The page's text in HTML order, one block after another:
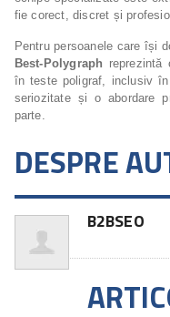
fie corect, discret și
Pentru persoanele care își
Best-Polygraph reprezintă
în teste poligraf, inclusiv
seriozitate și o abordare
parte.
DESPRE
B2BSEO